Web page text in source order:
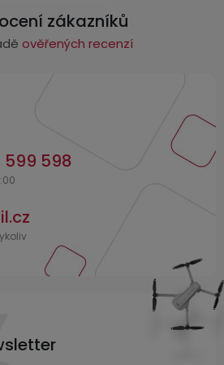
zákazníků
ověřených recenzí
599 598